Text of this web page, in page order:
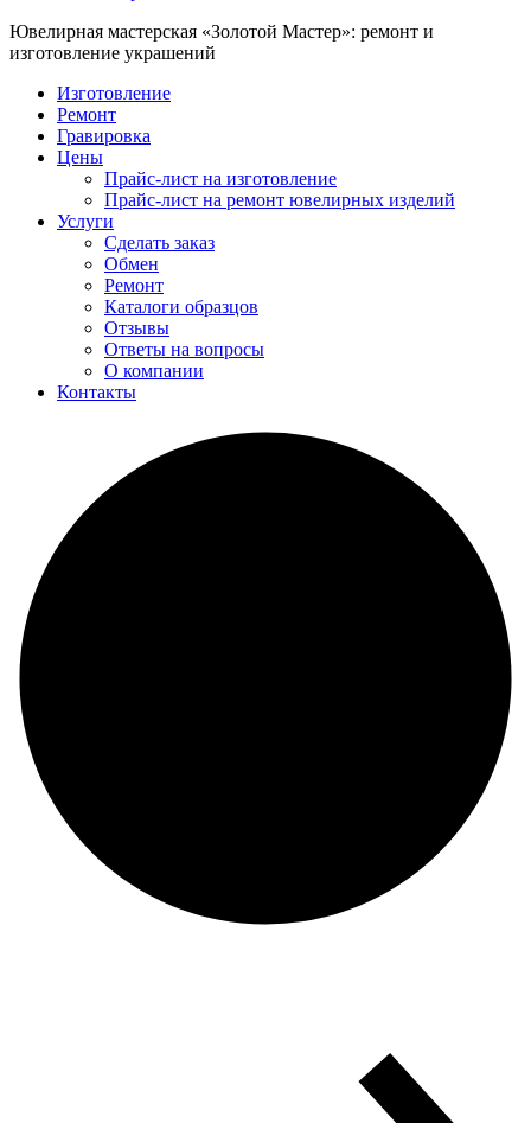
Ювелирная мастерская «Золотой Мастер»: ремонт и
изготовление украшений
Изготовление
Ремонт
Гравировка
Цены
Прайс-лист на изготовление
Прайс-лист на ремонт ювелирных изделий
Услуги
Сделать заказ
Обмен
Ремонт
Каталоги образцов
Отзывы
Ответы на вопросы
О компании
Контакты